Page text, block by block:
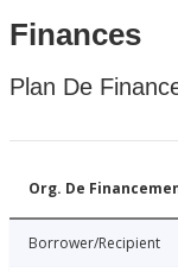
Finances
Plan De
Org. De
Borrower/Recipient